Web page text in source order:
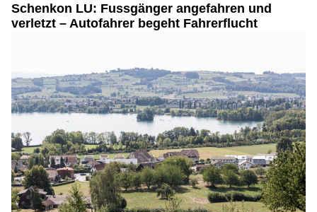
Schenkon LU: Fussgänger angefahren und
verletzt – Autofahrer begeht Fahrerflucht